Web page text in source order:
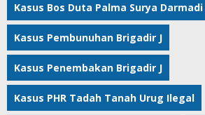
Kasus Bos Duta Palma Surya Darmadi
Kasus Pembunuhan Brigadir J
Kasus Penembakan Brigadir J
Kasus PHR Tadah Tanah Urug Ilegal